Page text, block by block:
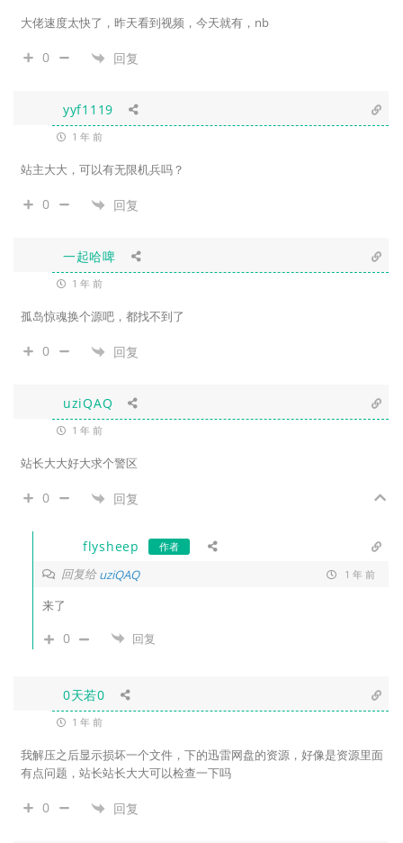
大佬速度太快了，昨天看到视频，今天就有，nb
0 回复
yyf1119
1 年 前
站主大大，可以有无限机兵吗？
0 回复
一起哈啤
1 年 前
孤岛惊魂换个源吧，都找不到了
0 回复
uziQAQ
1 年 前
站长大大好大求个警区
0 回复
flysheep 作者
回复给uziQAQ 1 年 前
来了
0 回复
0天若0
1 年 前
我解压之后显示损坏一个文件，下的迅雷网盘的资源，好像是资源里面
有点问题，站长站长大大可以检查一下吗
0 回复